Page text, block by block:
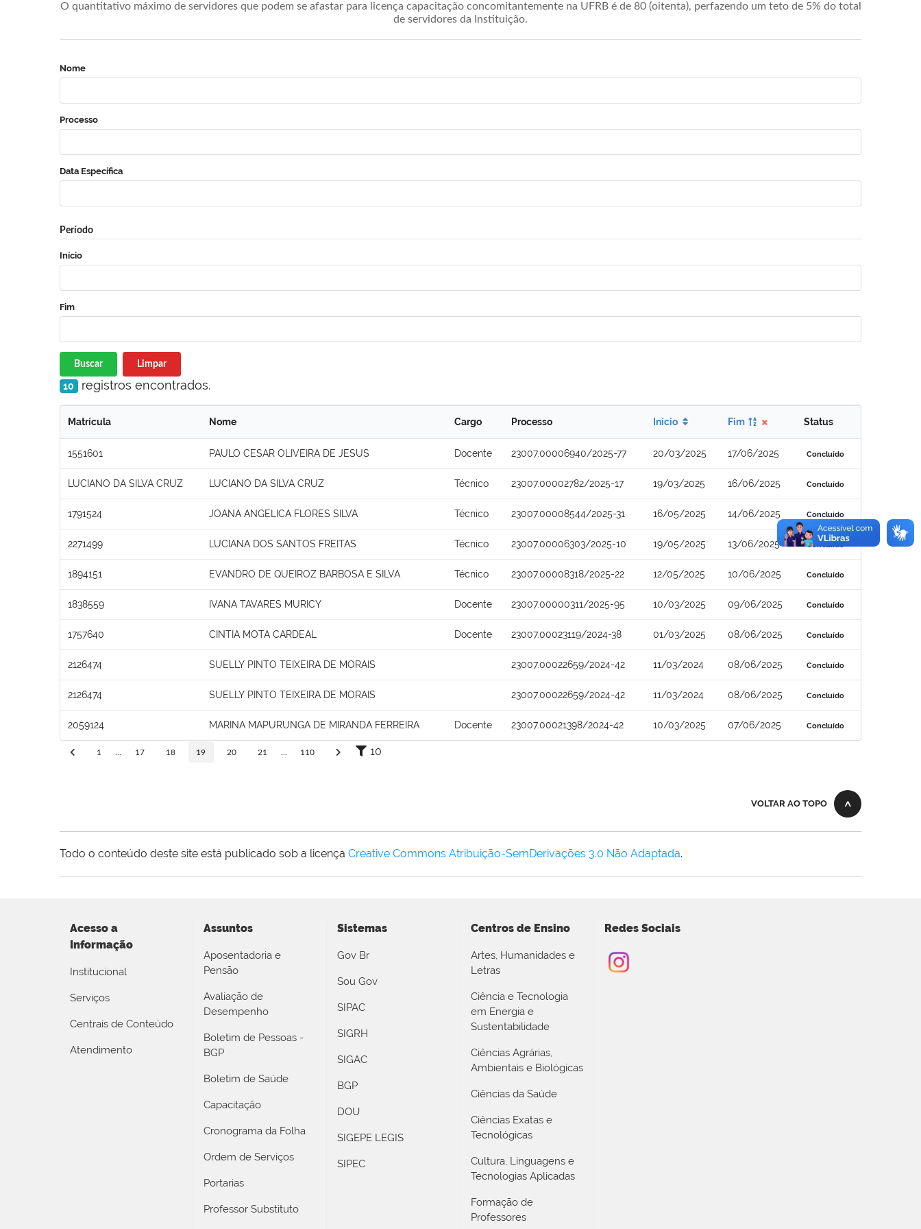
O quantitativo máximo de servidores que podem se afastar para licença capacitação concomitantemente na UFRB é de 80 (oitenta), perfazendo um teto de 5% do total
de servidores da Instituição.
Nome
Processo
Data Específica
Período
Início
Fim
Buscar Limpar
10 registros encontrados.
Matrícula Nome Cargo Processo Início Fim Status
1551601 PAULO CESAR OLIVEIRA DE JESUS Docente 23007.00006940/2025-77 20/03/2025 17/06/2025 Concluído
LUCIANO DA SILVA CRUZ LUCIANO DA SILVA CRUZ Técnico 23007.00002782/2025-17 19/03/2025 16/06/2025 Concluído
1791524 JOANA ANGELICA FLORES SILVA Técnico 23007.00008544/2025-31 16/05/2025 14/06/2025 Concluído
2271499 LUCIANA DOS SANTOS FREITAS Técnico 23007.00006303/2025-10 19/05/2025 13/06/2025 Concluído
1894151 EVANDRO DE QUEIROZ BARBOSA E SILVA Técnico 23007.00008318/2025-22 12/05/2025 10/06/2025 Concluído
1838559 IVANA TAVARES MURICY Docente 23007.00000311/2025-95 10/03/2025 09/06/2025 Concluído
1757640 CINTIA MOTA CARDEAL Docente 23007.00023119/2024-38 01/03/2025 08/06/2025 Concluído
2126474 SUELLY PINTO TEIXEIRA DE MORAIS 23007.00022659/2024-42 11/03/2024 08/06/2025 Concluído
2126474 SUELLY PINTO TEIXEIRA DE MORAIS 23007.00022659/2024-42 11/03/2024 08/06/2025 Concluído
2059124 MARINA MAPURUNGA DE MIRANDA FERREIRA Docente 23007.00021398/2024-42 10/03/2025 07/06/2025 Concluído
1 17 18 19 20 21 110 10
VOLTAR AO TOPO
Todo o conteúdo deste site está publicado sob a licença Creative Commons Atribuição-SemDerivações 3.0 Não Adaptada.
Acesso a
Informação
Institucional
Serviços
Centrais de Conteúdo
Atendimento
Assuntos
Aposentadoria e
Pensão
Avaliação de
Desempenho
Boletim de Pessoas -
BGP
Boletim de Saúde
Capacitação
Cronograma da Folha
Ordem de Serviços
Portarias
Professor Substituto
Sistemas
Gov Br
Sou Gov
SIPAC
SIGRH
SIGAC
BGP
DOU
SIGEPE LEGIS
SIPEC
Centros de Ensino
Artes, Humanidades e
Letras
Ciência e Tecnologia
em Energia e
Sustentabilidade
Ciências Agrárias,
Ambientais e Biológicas
Ciências da Saúde
Ciências Exatas e
Tecnológicas
Cultura, Linguagens e
Tecnologias Aplicadas
Formação de
Professores
Redes Sociais